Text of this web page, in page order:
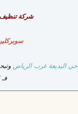
شركة
حي البديعة غرب الرياض